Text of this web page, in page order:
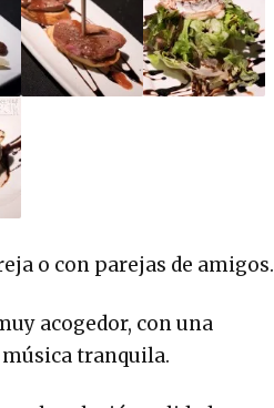
o con parejas de amigos.
acogedor, con una
tranquila.